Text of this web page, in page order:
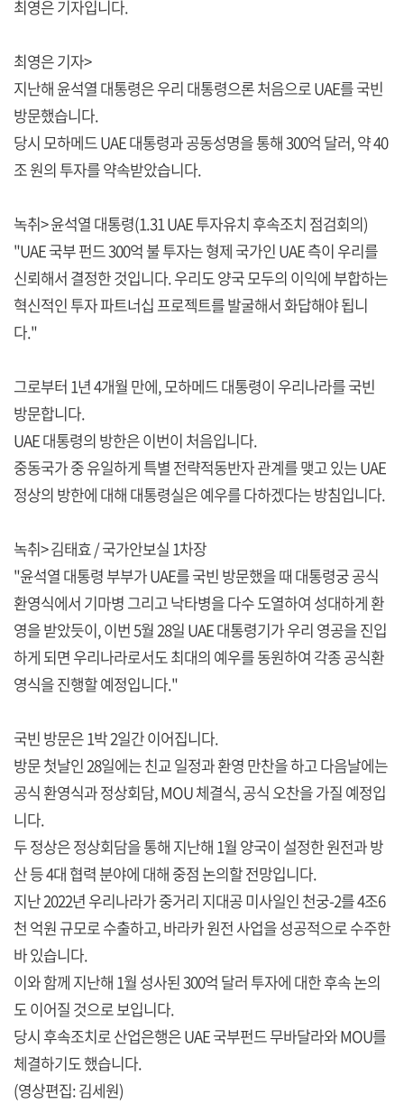
최영은 기자입니다.
최영은 기자>
지난해 윤석열 대통령은 우리 대통령으론 처음으로 UAE를 국빈
방문했습니다.
당시 모하메드 UAE 대통령과 공동성명을 통해 300억 달러, 약 40
조 원의 투자를 약속받았습니다.
녹취> 윤석열 대통령(1.31 UAE 투자유치 후속조치 점검회의)
"UAE 국부 펀드 300억 불 투자는 형제 국가인 UAE 측이 우리를
신뢰해서 결정한 것입니다. 우리도 양국 모두의 이익에 부합하는
혁신적인 투자 파트너십 프로젝트를 발굴해서 화답해야 됩니
다."
그로부터 1년 4개월 만에, 모하메드 대통령이 우리나라를 국빈
방문합니다.
UAE 대통령의 방한은 이번이 처음입니다.
중동국가 중 유일하게 특별 전략적동반자 관계를 맺고 있는 UAE
정상의 방한에 대해 대통령실은 예우를 다하겠다는 방침입니다.
녹취> 김태효 / 국가안보실 1차장
"윤석열 대통령 부부가 UAE를 국빈 방문했을 때 대통령궁 공식
환영식에서 기마병 그리고 낙타병을 다수 도열하여 성대하게 환
영을 받았듯이, 이번 5월 28일 UAE 대통령기가 우리 영공을 진입
하게 되면 우리나라로서도 최대의 예우를 동원하여 각종 공식환
영식을 진행할 예정입니다."
국빈 방문은 1박 2일간 이어집니다.
방문 첫날인 28일에는 친교 일정과 환영 만찬을 하고 다음날에는
공식 환영식과 정상회담, MOU 체결식, 공식 오찬을 가질 예정입
니다.
두 정상은 정상회담을 통해 지난해 1월 양국이 설정한 원전과 방
산 등 4대 협력 분야에 대해 중점 논의할 전망입니다.
지난 2022년 우리나라가 중거리 지대공 미사일인 천궁-2를 4조6
천 억원 규모로 수출하고, 바라카 원전 사업을 성공적으로 수주한
바 있습니다.
이와 함께 지난해 1월 성사된 300억 달러 투자에 대한 후속 논의
도 이어질 것으로 보입니다.
당시 후속조치로 산업은행은 UAE 국부펀드 무바달라와 MOU를
체결하기도 했습니다.
(영상편집: 김세원)